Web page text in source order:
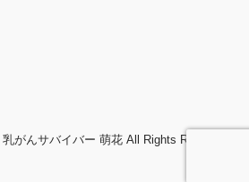
がんサバイバー 萌花 All Rights Reserved.